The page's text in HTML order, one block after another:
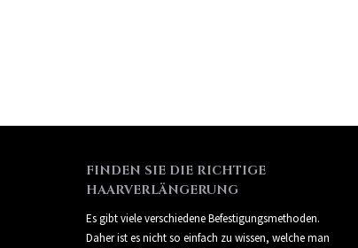
FINDEN SIE DIE RICHTIGE
HAARVERLÄNGERUNG
Es gibt viele verschiedene Befestigungsmethoden.
Daher ist es nicht so einfach zu wissen, welche man